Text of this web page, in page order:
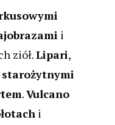
i
ziół.Lipari,
starożytnymi
.Vulcano
i